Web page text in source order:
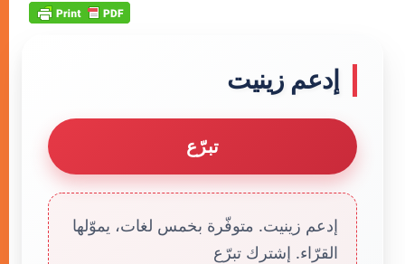
إدعم زينيت
تبرّع
إدعم زينيت. متوفّرة بخمس لغات، يموّلها
القرّاء. إشترك تبرّع